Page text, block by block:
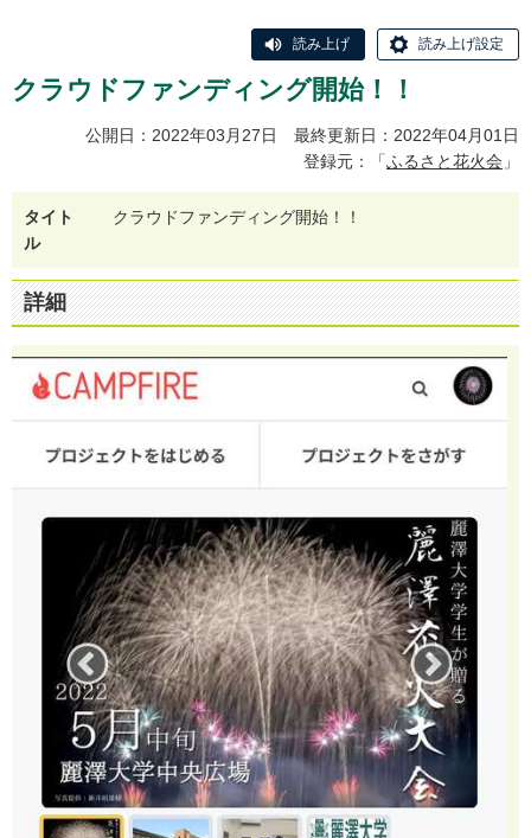
読み上げ 読み上げ設定
クラウドファンディング開始！！
公開日：2022年03月27日 最終更新日：2022年04月01日
登録元：「ふるさと花火会 」
タイト
ル
クラウ ドフ ァンディ ング開始 ！ ！
詳細